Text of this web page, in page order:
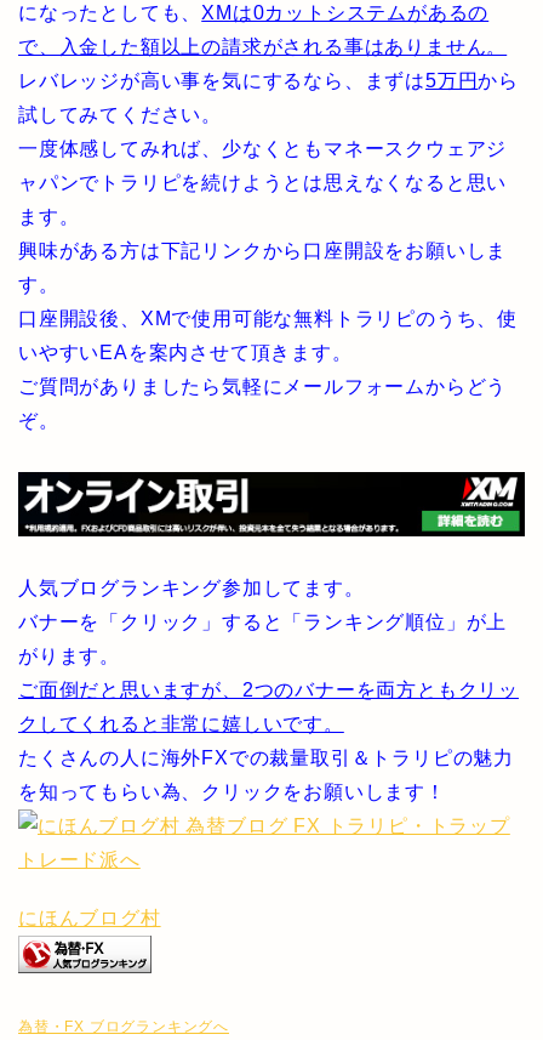
になったとしても、 XMは0カットシステムがあるの
で、入金した額以上の請求がされる事はありません。
レバレッジが高い事を気にするなら、まずは5万円から
試してみてください。
一度体感してみれば、少なくともマネースクウェアジ
ャパンでトラリピを続けようとは思えなくなると思い
ます。
興味がある方は下記リンクから口座開設をお願いしま
す。
口座開設後、XMで使用可能な無料トラリピのうち、使
いやすいEAを案内させて頂きます。
ご質問がありましたら気軽にメールフォームからどう
ぞ。
人気ブログランキング参加してます。
バナーを「クリック」すると「ランキング順位」が上
がります。
ご面倒だと思いますが、2つのバナーを両方ともクリッ
クしてくれると非常に嬉しいです。
たくさんの人に海外FXでの裁量取引＆トラリピの魅力
を知ってもらい為、クリックをお願いします！
にほんブログ村
為替・FX ブログランキングへ